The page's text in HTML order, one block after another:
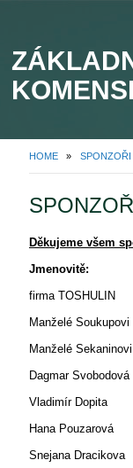
HOME » SPONZOŘI
Děkujeme všem
Jmenovitě:
firma TOSHULIN
Manželé Soukupovi
Manželé Sekaninovi
Dagmar Svobodová
Vladimír Dopita
Hana Pouzarová
Snejana Dracikova